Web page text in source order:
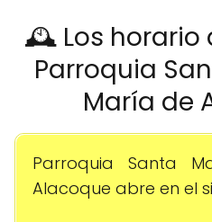
🕰️ Los horario
Parroquia
María de
Parroquia Santa
Alacoque abre en el